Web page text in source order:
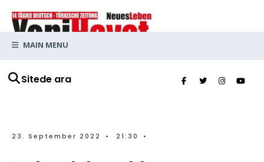
Sitede ara
MAIN MENU
23. September 2022 • 21:30 •